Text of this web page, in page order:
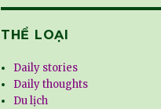
THỂ LOẠI
Daily stories
Daily thoughts
Du lịch